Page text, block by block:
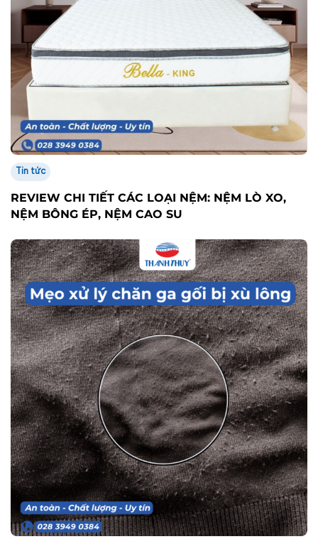
Tin tức
REVIEW CHI TIẾT CÁC LOẠI NỆM: NỆM LÒ XO,
NỆM BÔNG ÉP, NỆM CAO SU